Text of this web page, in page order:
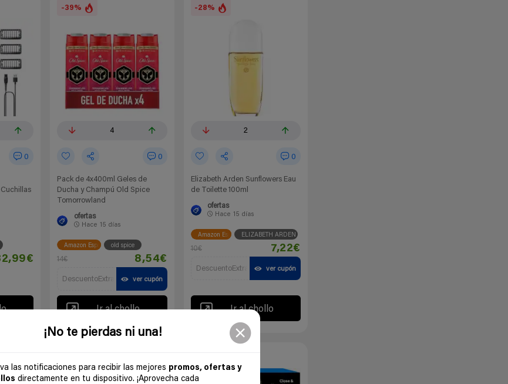
¡No te pierdas ni una!
las notificaciones para recibir las mejores promos, ofertas y
directamente en tu dispositivo. ¡Aprovecha cada
0
-39%
4
0
Pack de 4x400ml Geles de
Ducha y Champú Old Spice
Tomorrowland
ofertas
Hace 15 días
Amazon España old spice
14€ 8,54€
DescuentoExtra ver cupón
Ir al chollo
-28%
2
0
Elizabeth Arden Sunflowers Eau
de Toilette 100ml
ofertas
Hace 15 días
Amazon España ELIZABETH ARDEN
10€ 7,22€
DescuentoExtra ver cupón
Ir al chollo